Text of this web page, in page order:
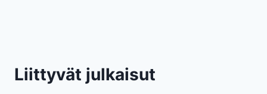
Liittyvät julkaisut